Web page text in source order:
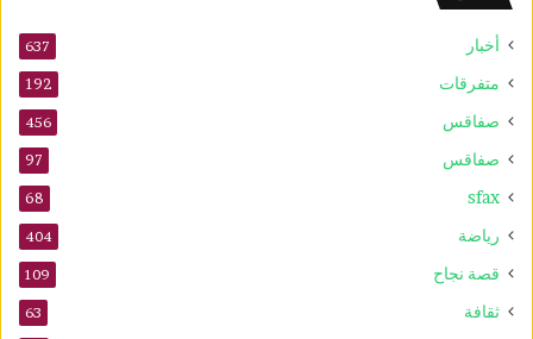
أخبار 637
متفرقات 192
صفاقس 456
صفاقس 97
sfax
68
رياضة 404
قصة نجاح 109
ثقافة 63